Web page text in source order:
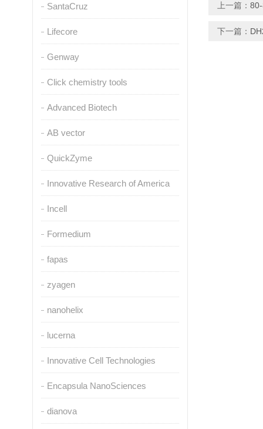
SantaCruz
Lifecore
Genway
Click chemistry tools
Advanced Biotech
AB vector
QuickZyme
Innovative Research of America
Incell
Formedium
fapas
zyagen
nanohelix
lucerna
Innovative Cell Technologies
Encapsula NanoSciences
dianova
上一篇：
下一篇：